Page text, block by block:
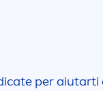
per aiutarti